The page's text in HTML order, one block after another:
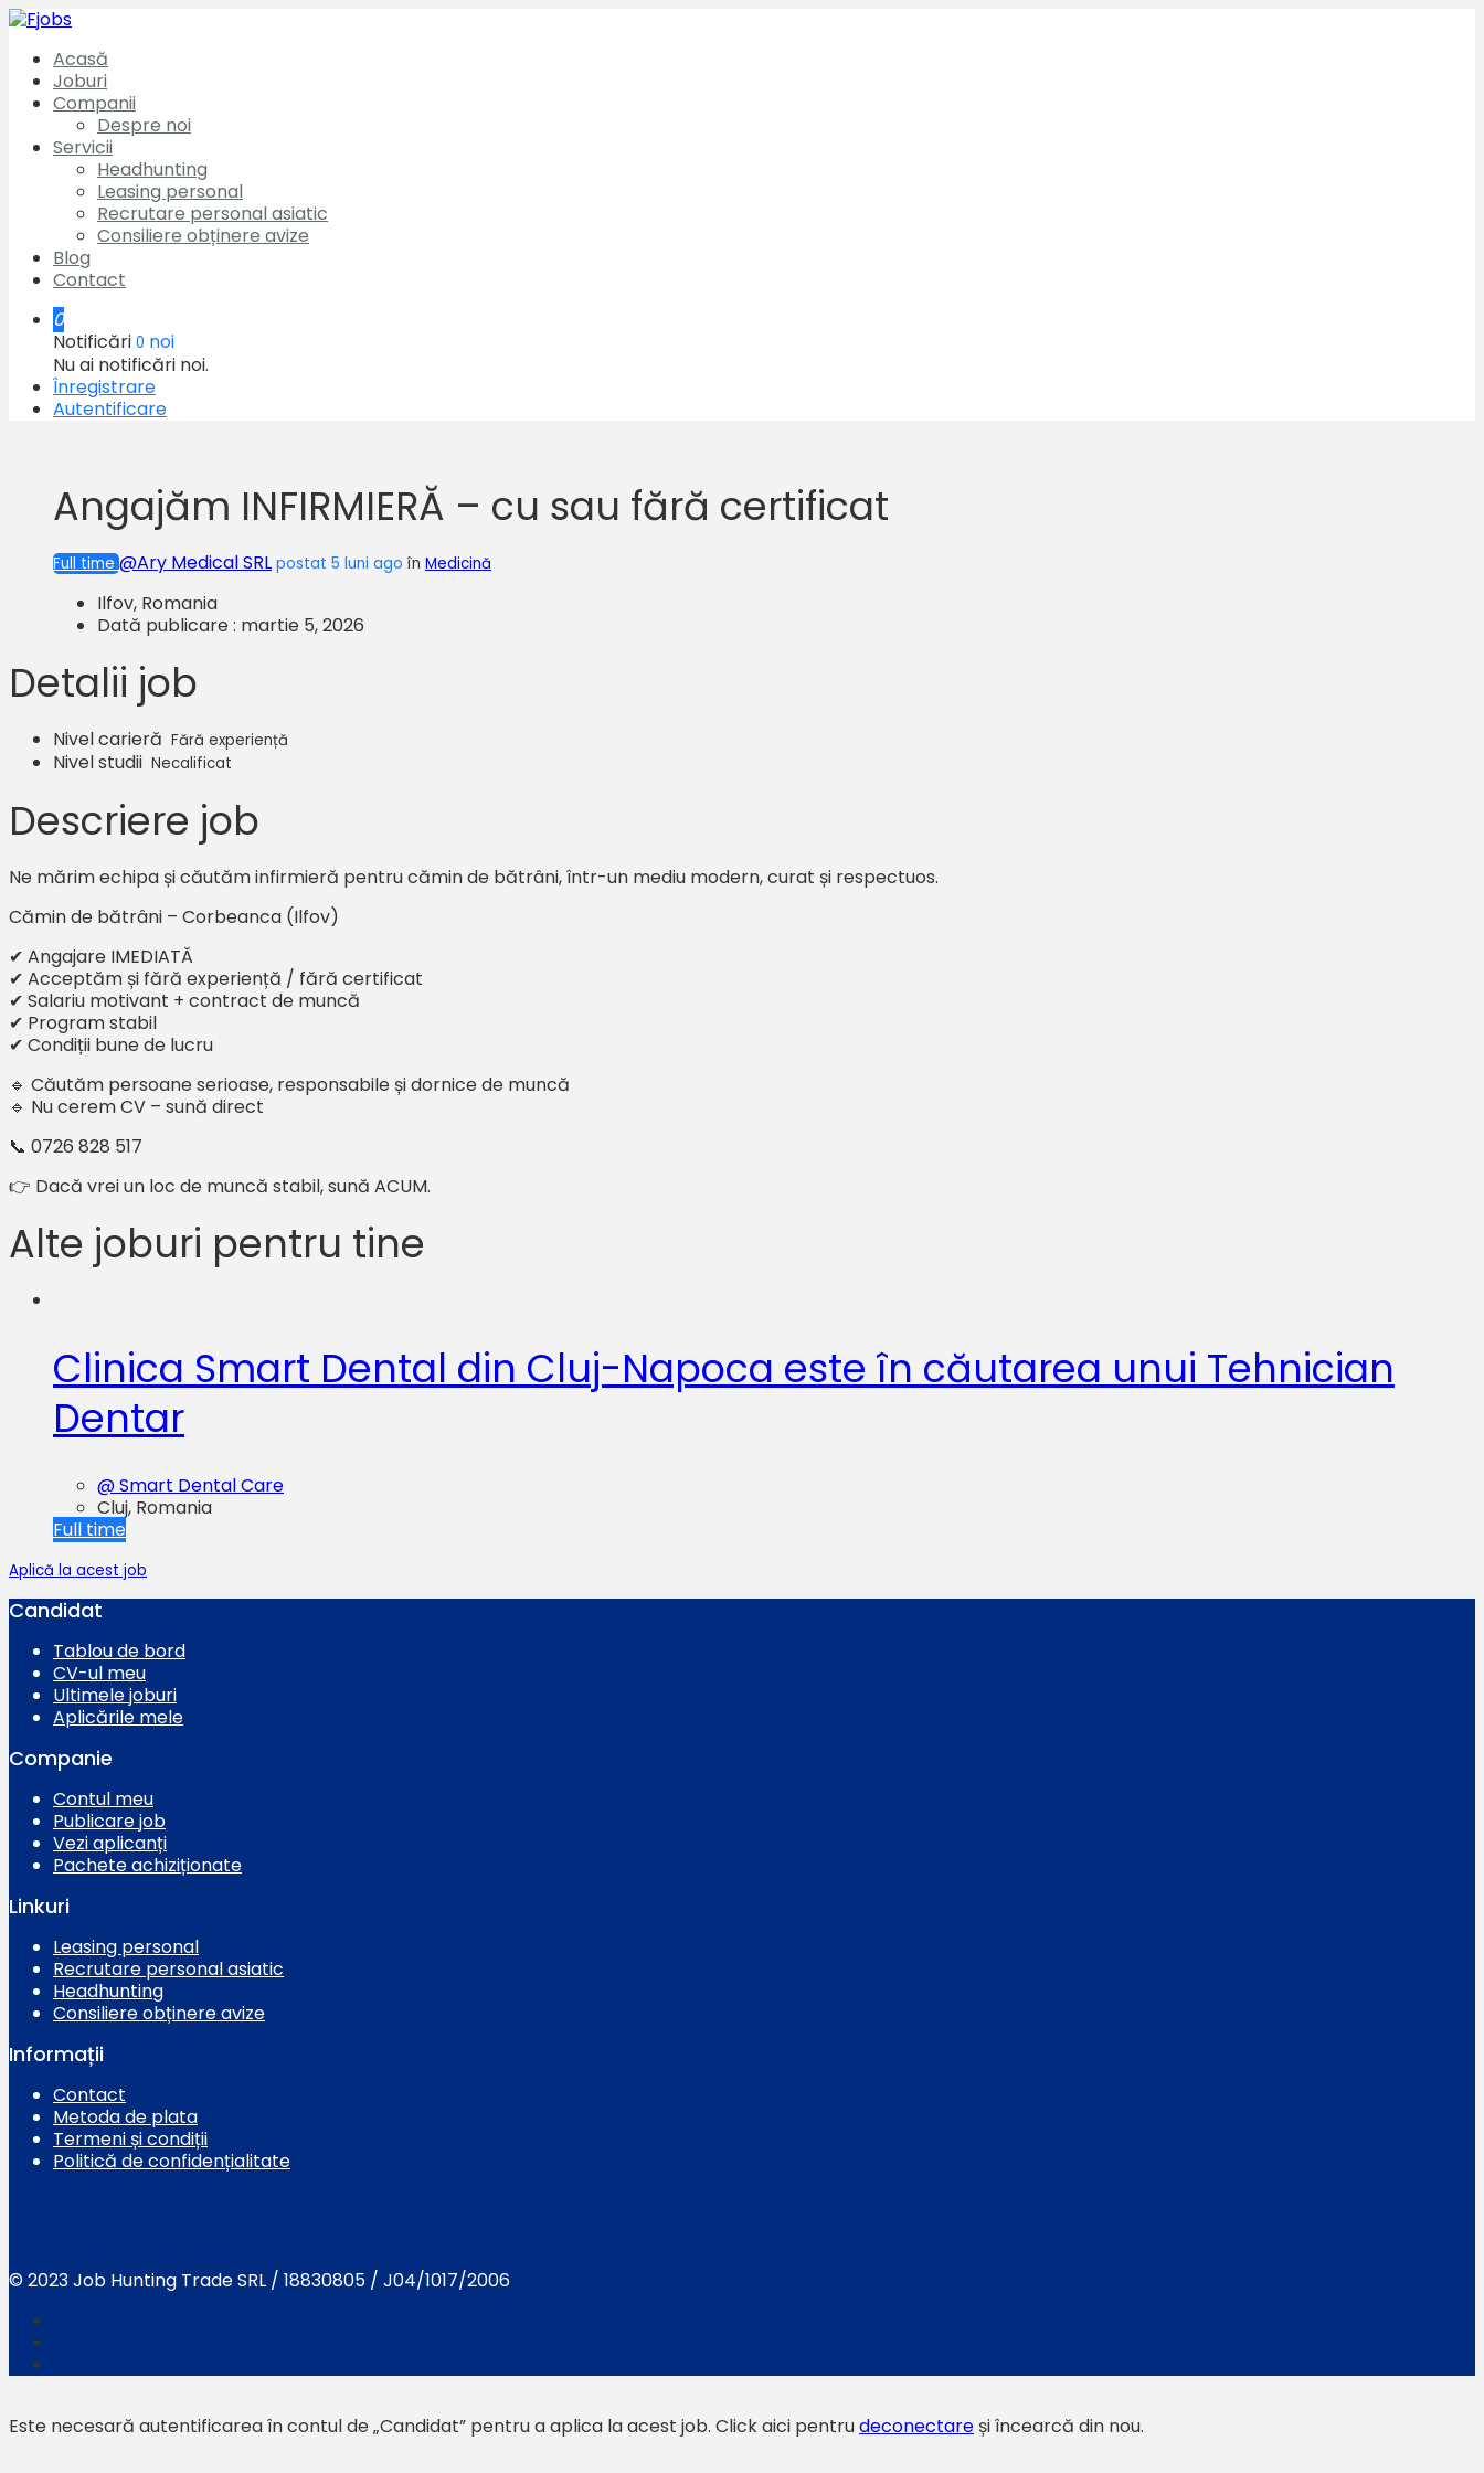
Acasă
Joburi
Companii
Despre noi
Servicii
Headhunting
Leasing personal
Recrutare personal asiatic
Consiliere obținere avize
Blog
Contact
0
Notificări 0 noi
Nu ai notificări noi.
Înregistrare
Autentificare
Angajăm INFIRMIERĂ – cu sau fără certificat
Full time@Ary Medical SRL postat 5 luni ago în Medicină
Ilfov, Romania
Dată publicare : martie 5, 2026
Detalii job
Nivel carieră Fără experiență
Nivel studii Necalificat
Descriere job
Ne mărim echipa și căutăm infirmieră pentru cămin de bătrâni, într-un mediu modern, curat și respectuos.
Cămin de bătrâni – Corbeanca (Ilfov)
✔ Angajare IMEDIATĂ
✔ Acceptăm și fără experiență / fără certificat
✔ Salariu motivant + contract de muncă
✔ Program stabil
✔ Condiții bune de lucru
🔹 Căutăm persoane serioase, responsabile și dornice de muncă
🔹 Nu cerem CV – sună direct
📞 0726 828 517
👉 Dacă vrei un loc de muncă stabil, sună ACUM.
Alte joburi pentru tine
Clinica Smart Dental din Cluj-Napoca este în căutarea unui Tehnician
Dentar
@ Smart Dental Care
Cluj, Romania
Full time
Aplică la acest job
Candidat
Tablou de bord
CV-ul meu
Ultimele joburi
Aplicările mele
Companie
Contul meu
Publicare job
Vezi aplicanți
Pachete achiziționate
Linkuri
Leasing personal
Recrutare personal asiatic
Headhunting
Consiliere obținere avize
Informații
Contact
Metoda de plata
Termeni și condiții
Politică de confidențialitate
© 2023 Job Hunting Trade SRL / 18830805 / J04/1017/2006
Este necesară autentificarea în contul de „Candidat” pentru a aplica la acest job. Click aici pentrudeconectare și încearcă din nou.